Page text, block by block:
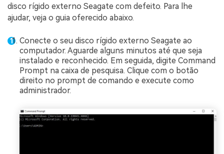
disco rígido externo Seagate com defeito. Para lhe
ajudar, veja o guia oferecido abaixo.
Conecte o seu disco rígido externo Seagate ao
computador. Aguarde alguns minutos até que seja
instalado e reconhecido. Em seguida, digite Command
Prompt na caixa de pesquisa. Clique com o botão
direito no prompt de comando e execute como
administrador.